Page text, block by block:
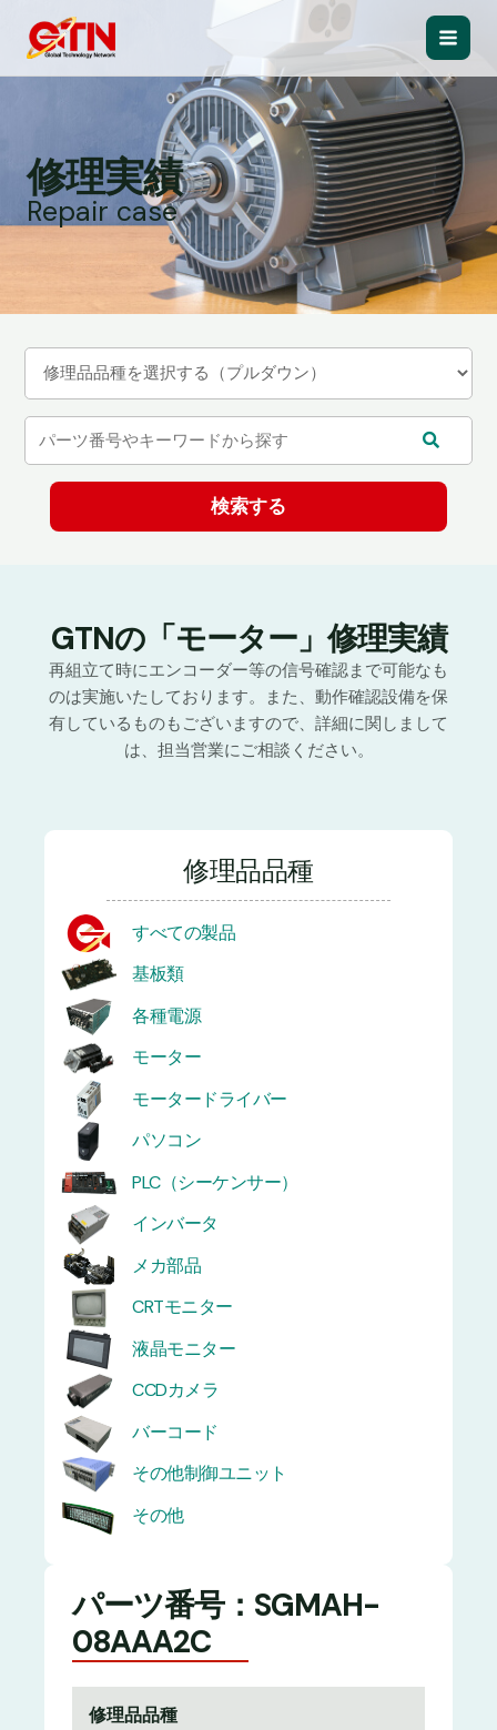
Main
修理実績
Repair case
GTNの「モーター」修理実績
再組立て時にエンコーダー等の信号確認まで可能なも
のは実施いたしております。また、動作確認設備を保
有しているものもございますので、詳細に関しまして
は、担当営業にご相談ください。
修理品品種
すべての製品
基板類
各種電源
モーター
モータードライバー
パソコン
PLC（シーケンサー）
インバータ
メカ部品
CRTモニター
液晶モニター
CCDカメラ
バーコード
その他制御ユニット
その他
パーツ番号：SGMAH-
08AAA2C
修理品品種